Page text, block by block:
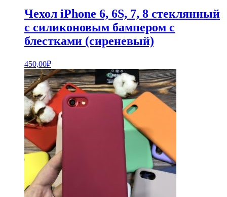
Чехол iPhone 6, 6S, 7, 8 стеклянный
с силиконовым бампером с
блестками (сиреневый)
450,00₽